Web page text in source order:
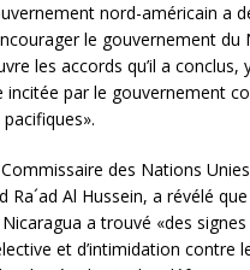
nord-américain a
le gouvernement du
les accords qu’il a conclus,
incitée par le gouvernement
des Nations
Ra´ad Al Hussein, a révélé que
a trouvé «des
et d’intimidation contre